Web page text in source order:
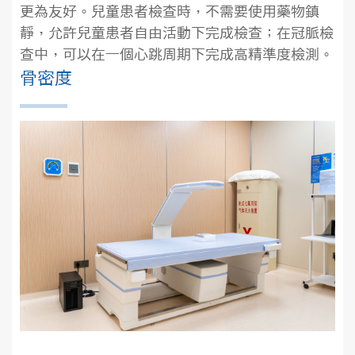
更為友好。兒童患者檢查時，不需要使用藥物鎮
靜，允許兒童患者自由活動下完成檢查；在冠脈檢
查中，可以在一個心跳周期下完成高精準度檢測。
骨密度